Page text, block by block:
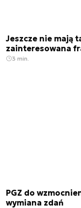
Jeszcze nie mają
zainteresowana
3 min.
PGZ do
wymiana zdań